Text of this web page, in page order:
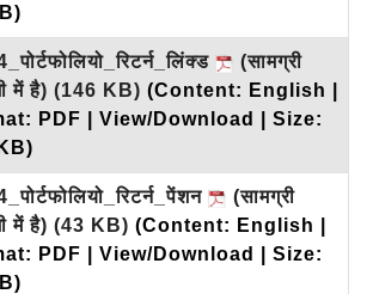
(सामग्री
में है) (146 KB) (Content: English |
PDF | View/Download | Size:
(सामग्री
में है) (43 KB) (Content: English |
PDF | View/Download | Size: